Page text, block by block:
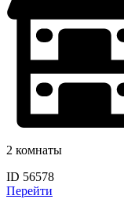
2 комнаты
ID 56578
Перейти